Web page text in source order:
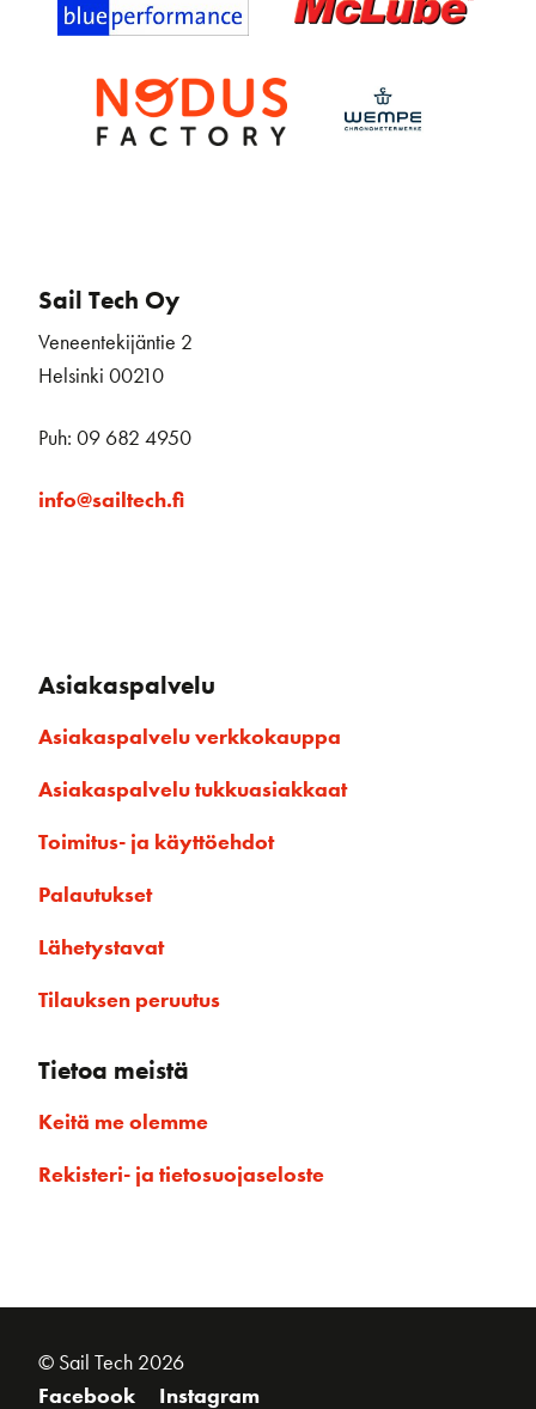
Sail Tech Oy
Veneentekijäntie 2
Helsinki 00210
Puh: 09 682 4950
info@sailtech.fi
Asiakaspalvelu
Asiakaspalvelu verkkokauppa
Asiakaspalvelu tukkuasiakkaat
Toimitus- ja käyttöehdot
Palautukset
Lähetystavat
Tilauksen peruutus
Tietoa meistä
Keitä me olemme
Rekisteri- ja tietosuojaseloste
© Sail Tech 2026
Facebook
Instagram